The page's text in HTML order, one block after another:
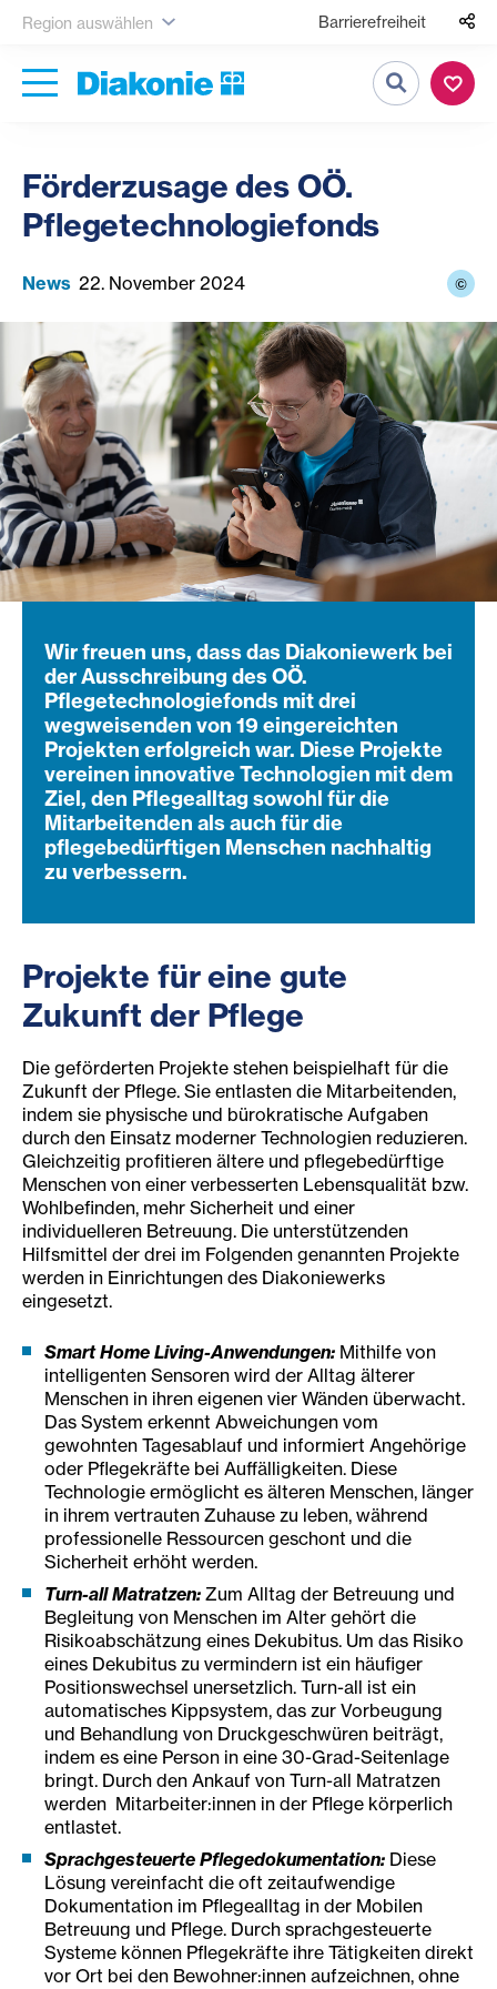
Region auswählen Barrierefreiheit
Suche
Förderzusage des OÖ.
Pflegetechnologiefonds
News 22. November 2024 ©
Wir freuen uns, dass das Diakoniewerk bei
der Ausschreibung des OÖ.
Pflegetechnologiefonds mit drei
wegweisenden von 19 eingereichten
Projekten erfolgreich war. Diese Projekte
vereinen innovative Technologien mit dem
Ziel, den Pflegealltag sowohl für die
Mitarbeitenden als auch für die
pflegebedürftigen Menschen nachhaltig
zu verbessern.
Projekte für eine gute
Zukunft der Pflege
Die geförderten Projekte stehen beispielhaft für die
Zukunft der Pflege. Sie entlasten die Mitarbeitenden,
indem sie physische und bürokratische Aufgaben
durch den Einsatz moderner Technologien reduzieren.
Gleichzeitig profitieren ältere und pflegebedürftige
Menschen von einer verbesserten Lebensqualität bzw.
Wohlbefinden, mehr Sicherheit und einer
individuelleren Betreuung. Die unterstützenden
Hilfsmittel der drei im Folgenden genannten Projekte
werden in Einrichtungen des Diakoniewerks
eingesetzt.
Smart Home Living-Anwendungen: Mithilfe von
intelligenten Sensoren wird der Alltag älterer
Menschen in ihren eigenen vier Wänden überwacht.
Das System erkennt Abweichungen vom
gewohnten Tagesablauf und informiert Angehörige
oder Pflegekräfte bei Auffälligkeiten. Diese
Technologie ermöglicht es älteren Menschen, länger
in ihrem vertrauten Zuhause zu leben, während
professionelle Ressourcen geschont und die
Sicherheit erhöht werden.
Turn-all Matratzen: Zum Alltag der Betreuung und
Begleitung von Menschen im Alter gehört die
Risikoabschätzung eines Dekubitus. Um das Risiko
eines Dekubitus zu vermindern ist ein häufiger
Positionswechsel unersetzlich. Turn-all ist ein
automatisches Kippsystem, das zur Vorbeugung
und Behandlung von Druckgeschwüren beiträgt,
indem es eine Person in eine 30-Grad-Seitenlage
bringt. Durch den Ankauf von Turn-all Matratzen
werden Mitarbeiter:innen in der Pflege körperlich
entlastet.
Sprachgesteuerte Pflegedokumentation: Diese
Lösung vereinfacht die oft zeitaufwendige
Dokumentation im Pflegealltag in der Mobilen
Betreuung und Pflege. Durch sprachgesteuerte
Systeme können Pflegekräfte ihre Tätigkeiten direkt
vor Ort bei den Bewohner:innen aufzeichnen, ohne